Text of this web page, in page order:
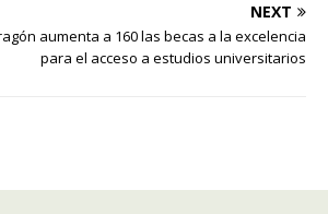
NEXT
aumenta a 160 las becas a la excelencia
para el acceso a estudios universitarios